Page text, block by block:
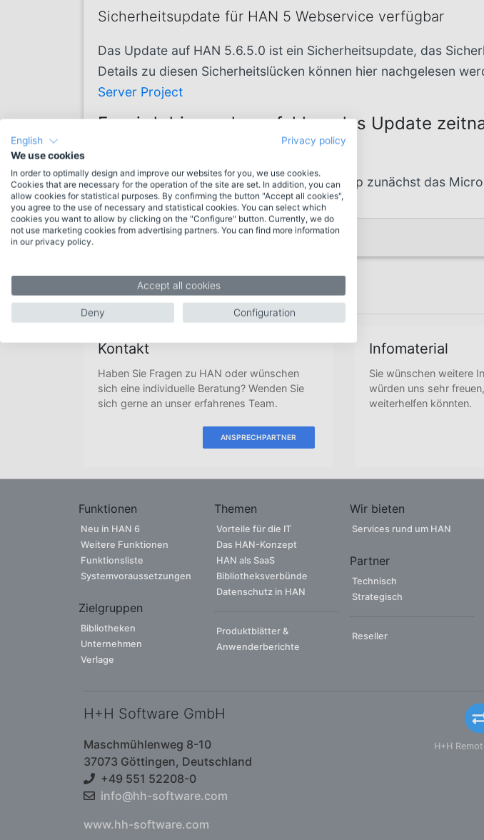
Sicherheitsupdate für HAN 5 Webservice verfügbar
Das Update auf HAN 5.6.5.0 ist ein Sicherheitsupdate, das
Details zu diesen Sicherheitslücken können hier nachgelesen
Server Project
Es wird dringend empfohlen, das Update
Im Rahmen des Update aktualsiert das Setup zunächst das
Kontakt
Haben Sie Fragen zu HAN oder wünschen
sich eine individuelle Beratung? Wenden Sie
sich gerne an unser erfahrenes Team.
ANSPRECHPARTNER
Infomaterial
Sie wünschen weitere
würden uns sehr
weiterhelfen könnten.
Funktionen
Neu in HAN 6
Weitere Funktionen
Funktionsliste
Systemvoraussetzungen
Zielgruppen
Bibliotheken
Unternehmen
Verlage
Themen
Vorteile für die IT
Das HAN-Konzept
HAN als SaaS
Bibliotheksverbünde
Datenschutz in HAN
Produktblätter &
Anwenderberichte
Wir bieten
Services rund um HAN
Partner
Technisch
Strategisch
Reseller
H+H Software GmbH
Maschmühlenweg 8-10
37073 Göttingen, Deutschland
+49 551 52208-0
info@hh-software.com
www.hh-software.com
H+H
English
Privacy policy
We use cookies
In order to optimally design and improve our websites for you, we use cookies.
Cookies that are necessary for the operation of the site are set. In addition, you can
allow cookies for statistical purposes. By confirming the button "Accept all cookies",
you agree to the use of necessary and statistical cookies. You can select which
cookies you want to allow by clicking on the "Configure" button. Currently, we do
not use marketing cookies from advertising partners. You can find more information
in our privacy policy.
Accept all cookies
Deny Configuration